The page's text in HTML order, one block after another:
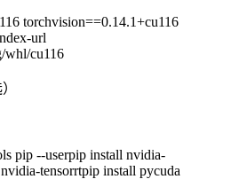
torchvision==0.14.1+cu116
url
whl/cu116
pip --userpip install nvidia-
tensorrtpip install pycuda